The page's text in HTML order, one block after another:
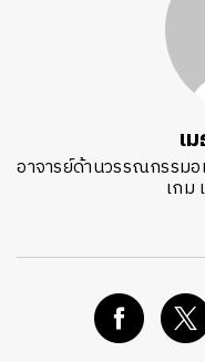
เ
อาจารย์ด้านวรรณกรรม
เกม